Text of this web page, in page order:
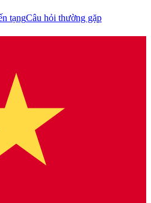
tạngCâu hỏi thường gặp